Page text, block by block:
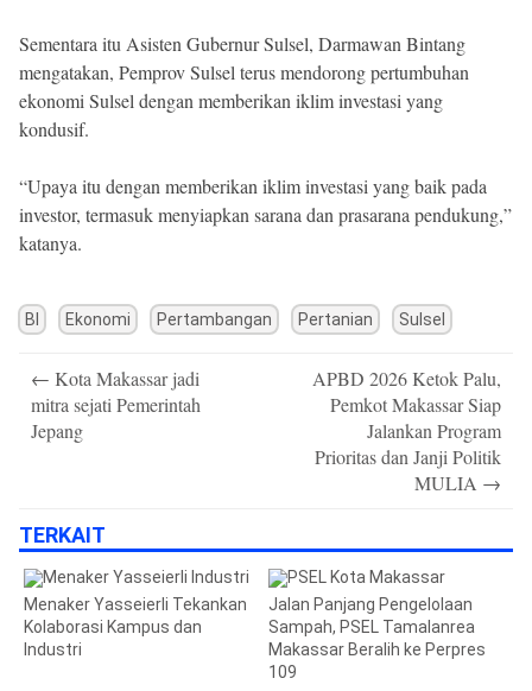
Sementara itu Asisten Gubernur Sulsel, Darmawan Bintang
mengatakan, Pemprov Sulsel terus mendorong pertumbuhan
ekonomi Sulsel dengan memberikan iklim investasi yang
kondusif.
“Upaya itu dengan memberikan iklim investasi yang baik pada
investor, termasuk menyiapkan sarana dan prasarana pendukung,”
katanya.
BI Ekonomi Pertambangan Pertanian Sulsel
navigation
← Kota Makassar jadi
mitra sejati Pemerintah
Jepang
APBD 2026 Ketok Palu,
Pemkot Makassar Siap
Jalankan Program
Prioritas dan Janji Politik
MULIA →
TERKAIT
Menaker Yasseierli Tekankan
Kolaborasi Kampus dan
Industri
Jalan Panjang Pengelolaan
Sampah, PSEL Tamalanrea
Makassar Beralih ke Perpres
109